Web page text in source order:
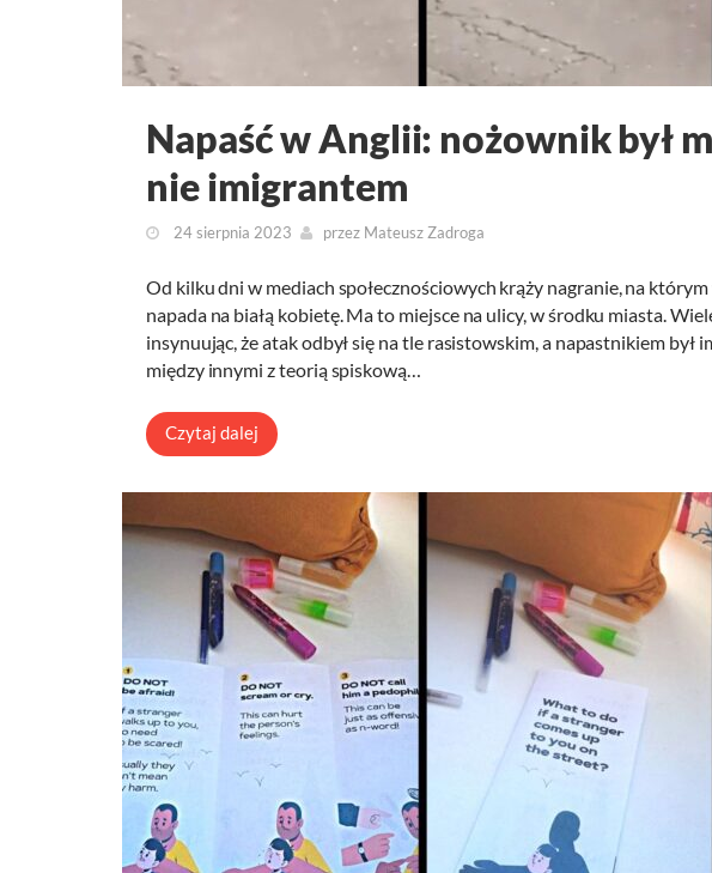
Napaść w Anglii: nożownik był
nie imigrantem
24 sierpnia 2023 przez Mateusz Zadroga
Od kilku dni w mediach społecznościowych krąży nagranie, na
napada na białą kobietę. Ma to miejsce na ulicy, w środku miasta.
insynuując, że atak odbył się na tle rasistowskim, a napastnikiem był
między innymi z teorią spiskową…
Czytaj dalej